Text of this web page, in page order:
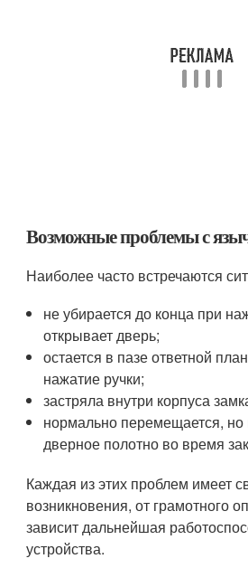
Возможные проблемы с
Наиболее часто встречаются
не убирается до конца при
открывает дверь;
остается в пазе ответной
нажатие ручки;
застряла внутри корпуса
нормально перемещается, но
дверное полотно во время
Каждая из этих проблем имеет
возникновения, от грамотного
зависит дальнейшая
устройства.